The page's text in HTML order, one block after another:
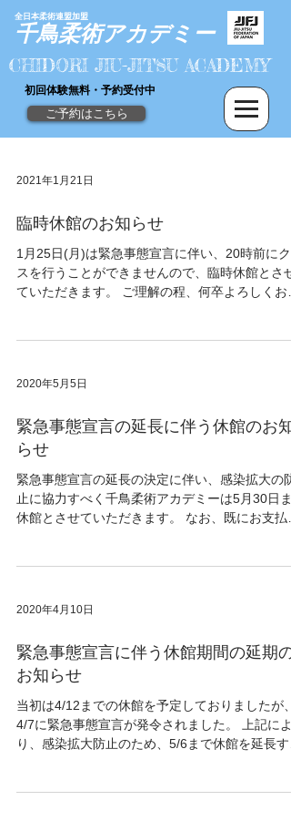
​千鳥柔術アカデミー
全日本柔術連盟加盟
CHIDORI JIU-JITSU ACADEMY
初回体験無料・予約受付中
ご予約はこちら
2021年1月21日
臨時休館のお知らせ
1月25日(月)は緊急事態宣言に伴い、20時前にク
スを行うことができませんので、臨時休館とさせ
ていただきます。 ご理解の程、何卒よろしくお
2020年5月5日
緊急事態宣言の延長に伴う休館のお知
らせ
緊急事態宣言の延長の決定に伴い、感染拡大の防
止に協力すべく千鳥柔術アカデミーは5月30日ま
休館とさせていただきます。 なお、既にお支払
2020年4月10日
緊急事態宣言に伴う休館期間の延期の
お知らせ
当初は4/12までの休館を予定しておりましたが、
4/7に緊急事態宣言が発令されました。 上記によ
り、感染拡大防止のため、5/6まで休館を延長す